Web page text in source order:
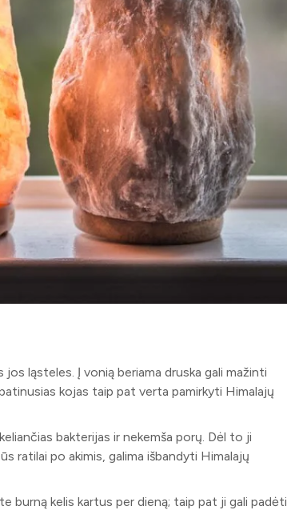
ląsteles. Į vonią beriama druska gali mažinti
kojas taip pat verta pamirkyti Himalajų
bakterijas ir nekemša porų. Dėl to ji
ratilai po akimis, galima išbandyti Himalajų
burną kelis kartus per dieną; taip pat ji gali padėti